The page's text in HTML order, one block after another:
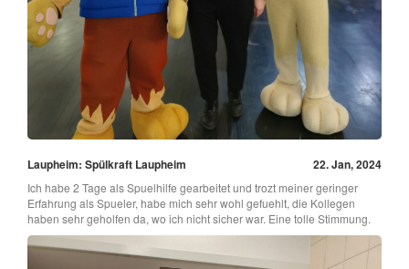
Laupheim: Spülkraft Laupheim 22. Jan, 2024
Ich habe 2 Tage als Spuelhilfe gearbeitet und trozt meiner geringer
Erfahrung als Spueler, habe mich sehr wohl gefuehlt, die Kollegen
haben sehr geholfen da, wo ich nicht sicher war. Eine tolle Stimmung.